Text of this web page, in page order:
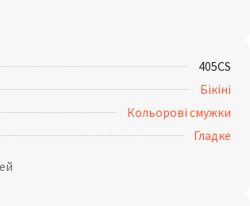
405CS
Бікіні
Кольорові смужки
Гладке